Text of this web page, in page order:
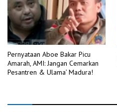
Pernyataan Aboe Bakar Picu
Amarah, AMI: Jangan Cemarkan
Pesantren & Ulama’ Madura!